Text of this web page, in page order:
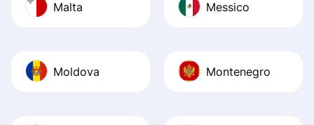
Malta Messico
Moldova Montenegro